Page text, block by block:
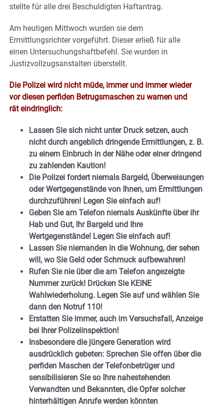
stellte für alle drei Beschuldigten Haftantrag.
Am heutigen Mittwoch wurden sie dem
Ermittlungsrichter vorgeführt. Dieser erließ für alle
einen Untersuchungshaftbefehl. Sie wurden in
Justizvollzugsanstalten überstellt.
Die Polizei wird nicht müde, immer und immer wieder
vor diesen perfiden Betrugsmaschen zu warnen und
rät eindringlich:
Lassen Sie sich nicht unter Druck setzen, auch
nicht durch angeblich dringende Ermittlungen, z. B.
zu einem Einbruch in der Nähe oder einer dringend
zu zahlenden Kaution!
Die Polizei fordert niemals Bargeld, Überweisungen
oder Wertgegenstände von Ihnen, um Ermittlungen
durchzuführen! Legen Sie einfach auf!
Geben Sie am Telefon niemals Auskünfte über ihr
Hab und Gut, Ihr Bargeld und Ihre
Wertgegenstände! Legen Sie einfach auf!
Lassen Sie niemanden in die Wohnung, der sehen
will, wo Sie Geld oder Schmuck aufbewahren!
Rufen Sie nie über die am Telefon angezeigte
Nummer zurück! Drücken Sie KEINE
Wahlwiederholung. Legen Sie auf und wählen Sie
dann den Notruf 110!
Erstatten Sie immer, auch im Versuchsfall, Anzeige
bei Ihrer Polizeiinspektion!
Insbesondere die jüngere Generation wird
ausdrücklich gebeten: Sprechen Sie offen über die
perfiden Maschen der Telefonbetrüger und
sensibilisieren Sie so Ihre nahestehenden
Verwandten und Bekannten, die Opfer solcher
hinterhältigen Anrufe werden könnten